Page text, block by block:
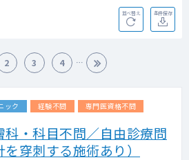
並べ替え 条件保存
2 3 4
ック 経験不問 専門医資格不問
・科目不問／自由診療問
穿刺する施術あり）